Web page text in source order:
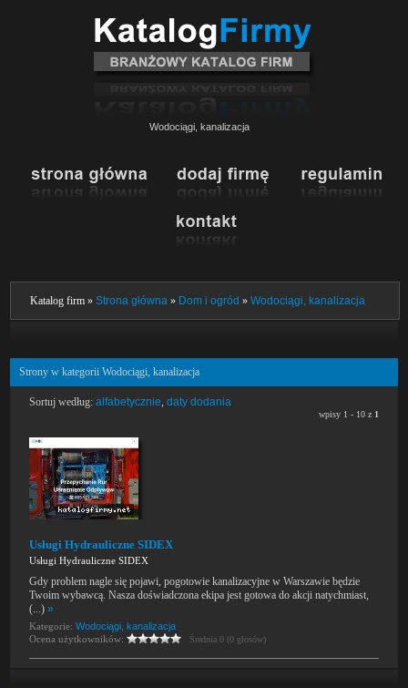
Wodociągi, kanalizacja
Katalog firm »Strona główna » Dom i ogród »Wodociągi, kanalizacja
Strony w kategorii Wodociągi, kanalizacja
Sortuj według:alfabetycznie,daty dodania
wpisy 1 - 10 z 1
Usługi Hydrauliczne SIDEX
Usługi Hydrauliczne SIDEX
Gdy problem nagle się pojawi, pogotowie kanalizacyjne w Warszawie będzie
Twoim wybawcą. Nasza doświadczona ekipa jest gotowa do akcji natychmiast,
(...)»
Kategorie:Wodociągi, kanalizacja
Ocena użytkowników:
Średnia 0 (0 głosów)